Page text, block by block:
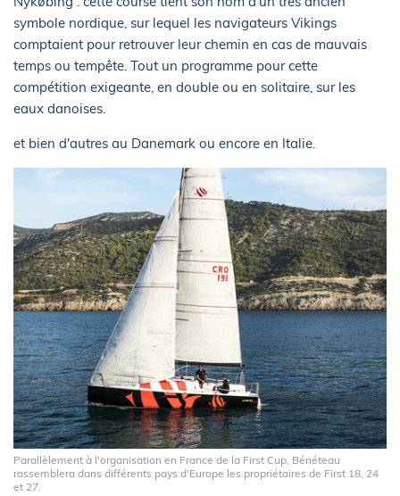
symbole nordique, sur lequel les navigateurs Vikings
comptaient pour retrouver leur chemin en cas de mauvais
temps ou tempête. Tout un programme pour cette
compétition exigeante, en double ou en solitaire, sur les
eaux danoises.
et bien d'autres au Danemark ou encore en Italie.
Parallèlement à l'organisation en France de la First Cup, Bénéteau
rassemblera dans différents pays d'Europe les propriétaires de First 18, 24
et 27.